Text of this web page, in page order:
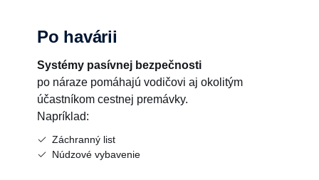
Po havárii
Systémy pasívnej bezpečnosti
po náraze pomáhajú vodičovi aj okolitým
účastníkom cestnej premávky.
Napríklad:
Záchranný list
Núdzové vybavenie